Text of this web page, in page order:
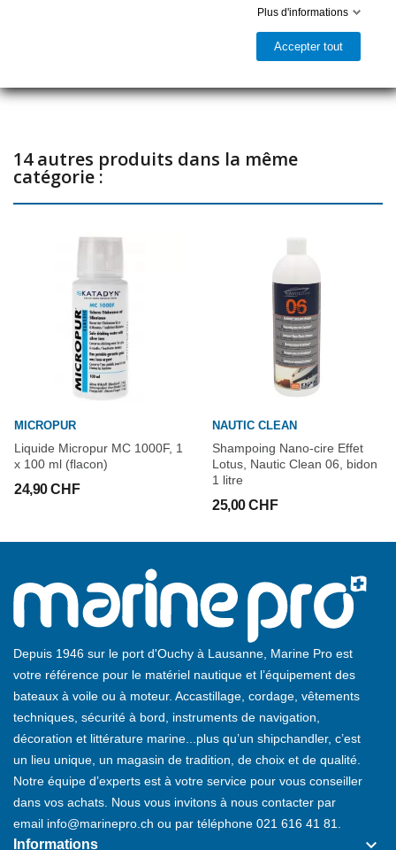
14 autres produits dans la même
catégorie :
MICROPUR
Liquide Micropur MC 1000F, 1
x 100 ml (flacon)
24,90 CHF
NAUTIC CLEAN
Shampoing Nano-cire Effet
Lotus, Nautic Clean 06, bidon
1 litre
25,00 CHF
Depuis 1946 sur le port d'Ouchy à Lausanne, Marine Pro est
votre référence pour le matériel nautique et l’équipement des
bateaux à voile ou à moteur. Accastillage, cordage, vêtements
techniques, sécurité à bord, instruments de navigation,
décoration et littérature marine...plus qu’un shipchandler, c’est
un lieu unique, un magasin de tradition, de choix et de qualité.
Notre équipe d’experts est à votre service pour vous conseiller
dans vos achats. Nous vous invitons à nous contacter par
email info@marinepro.ch ou par téléphone 021 616 41 81
Informations keyboard_arrow_down
Plus d'informations
Accepter tout